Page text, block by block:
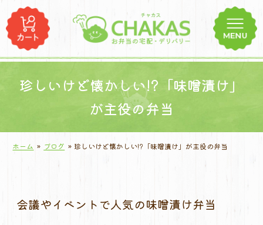
ン
テ
ツ
珍しいけど懐かしい!?「味噌漬け」
が主役の弁当
ホーム » ブログ » 珍しいけど懐かしい!?「味噌漬け」が主役の弁当
会議やイベントで人気の味噌漬け弁当